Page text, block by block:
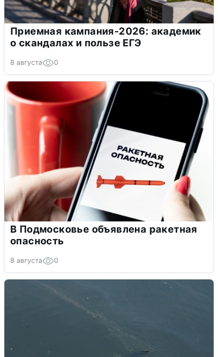
Приемная кампания-2026: академик
о скандалах и пользе ЕГЭ
8 августа 0
В Подмосковье объявлена ракетная
опасность
8 августа 0